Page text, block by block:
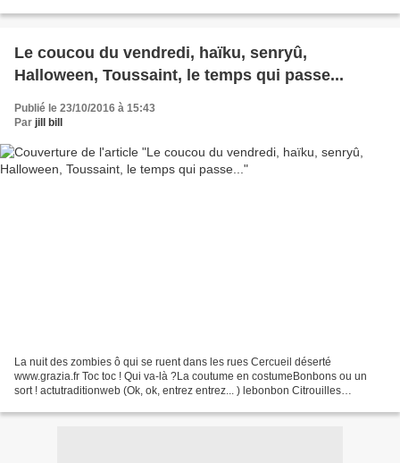
Le coucou du vendredi, haïku, senryû,
Halloween, Toussaint, le temps qui passe...
Publié le 23/10/2016 à 15:43
Par jill bill
La nuit des zombies ô qui se ruent dans les rues Cercueil déserté
www.grazia.fr Toc toc ! Qui va-là ?La coutume en costumeBonbons ou un
sort ! actutraditionweb (Ok, ok, entrez entrez... ) lebonbon Citrouilles